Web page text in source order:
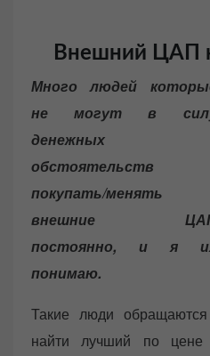
Внешний ЦАП
Много людей
не могут в
денежных
обстоятельств
покупать/менять
внешние
постоянно, и я
понимаю.
Такие люди
найти лучший по